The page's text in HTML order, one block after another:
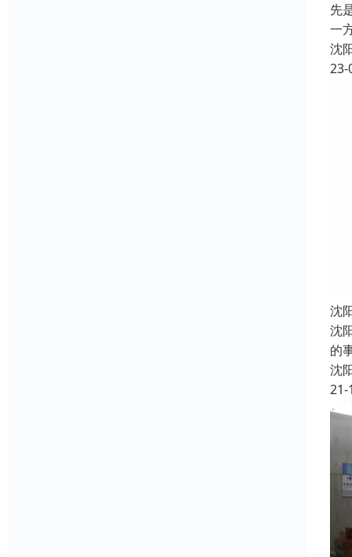
先
一
沈
23-
沈
沈
的
沈
21-